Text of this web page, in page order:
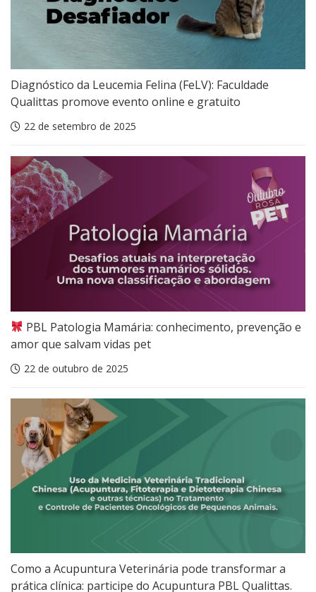
Diagnóstico da Leucemia Felina (FeLV): Faculdade
Qualittas promove evento online e gratuito
22 de setembro de 2025
PBL Patologia Mamária: conhecimento, prevenção e
amor que salvam vidas pet
22 de outubro de 2025
Como a Acupuntura Veterinária pode transformar a
prática clínica: participe do Acupuntura PBL Qualittas.